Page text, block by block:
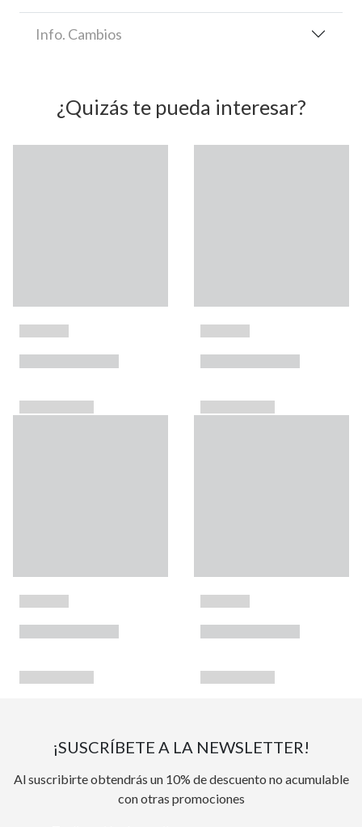
Info. Cambios
¿Quizás te pueda interesar?
¡SUSCRÍBETE A LA NEWSLETTER!
Al suscribirte obtendrás un 10% de descuento no acumulable
con otras promociones